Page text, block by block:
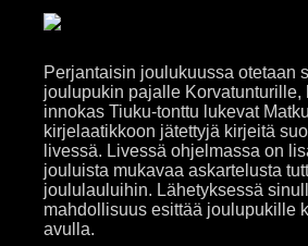
Perjantaisin joulukuussa otetaan
joulupukin pajalle Korvatunturille,
innokas Tiuku-tonttu lukevat
kirjelaatikkoon jätettyjä kirjeitä
livessä. Livessä ohjelmassa on
jouluista mukavaa askartelusta
joululauluihin. Lähetyksessä
mahdollisuus esittää joulupukille
avulla.